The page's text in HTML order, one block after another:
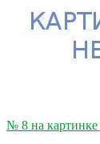
№ 8 на картинке